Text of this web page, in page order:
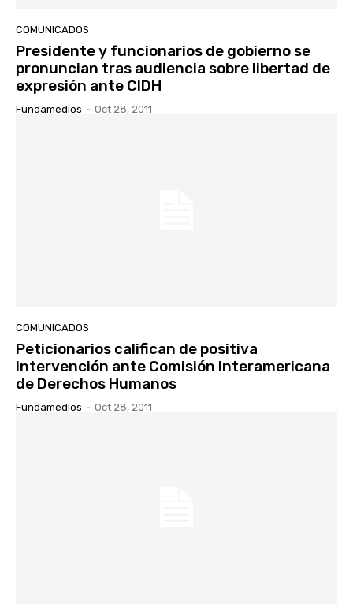
COMUNICADOS
Presidente y funcionarios de gobierno se
pronuncian tras audiencia sobre libertad de
expresión ante CIDH
Fundamedios - Oct 28, 2011
COMUNICADOS
Peticionarios califican de positiva
intervención ante Comisión Interamericana
de Derechos Humanos
Fundamedios - Oct 28, 2011